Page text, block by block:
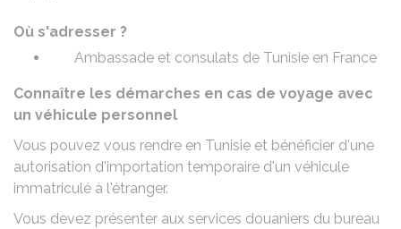
Où s'adresser ?
Ambassade et consulats de Tunisie en France
Connaître les démarches en cas de voyage avec
un véhicule personnel
Vous pouvez vous rendre en Tunisie et bénéficier d'une
autorisation d'importation temporaire d'un véhicule
immatriculé à l'étranger.
Vous devez présenter aux services douaniers du bureau